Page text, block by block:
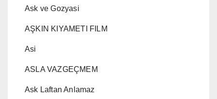
Ask ve Gozyasi
AŞKIN KIYAMETI FILM
Asi
ASLA VAZGEÇMEM
Ask Laftan Anlamaz